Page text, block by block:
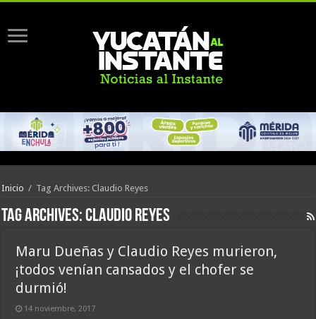
Inicio / Tag Archives: Claudio Reyes
Tag Archives:Claudio Reyes
Maru Dueñas y Claudio Reyes murieron,
¡todos venían cansados y el chofer se
durmió!
14 noviembre, 2017